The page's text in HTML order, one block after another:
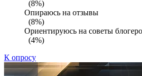
(8%)
Опираюсь на отзывы
(8%)
Ориентируюсь на советы
(4%)
К опросу